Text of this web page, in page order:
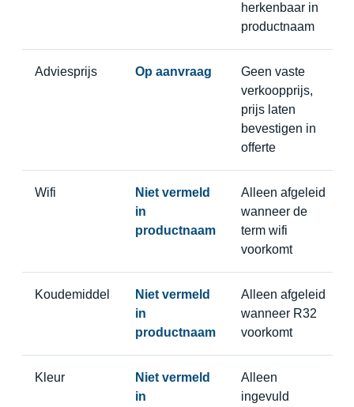
herkenbaar in
productnaam
Adviesprijs Op aanvraag
Geen vaste
verkoopprijs,
prijs laten
bevestigen in
offerte
Wifi
Niet vermeld
in
productnaam
Alleen afgeleid
wanneer de
term wifi
voorkomt
Koudemiddel
Niet vermeld
in
productnaam
Alleen afgeleid
wanneer R32
voorkomt
Kleur
Niet vermeld
in
Alleen
ingevuld